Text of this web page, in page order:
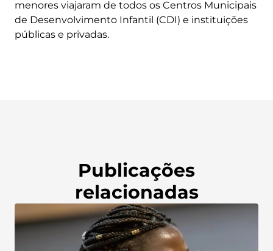
menores viajaram de todos os Centros Municipais
de Desenvolvimento Infantil (CDI) e instituições
públicas e privadas.
Publicações
relacionadas